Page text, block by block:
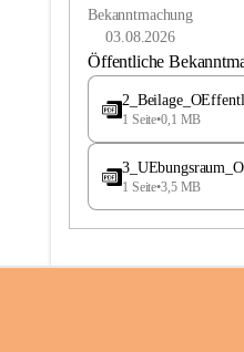
e
a
Bekanntmachung
03.08.2026
Öffentliche
1 Seite•0,1 MB
1 Seite•3,5 MB